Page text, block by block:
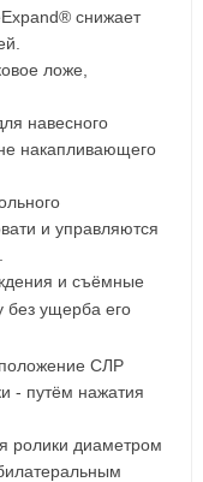
снижает
ложе,
навесного
накапливающего
и управляются
и съёмные
без ущерба его
СЛР
- путём нажатия
ролики диаметром